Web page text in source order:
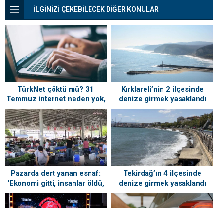
İLGİNİZİ ÇEKEBİLECEK DİĞER KONULAR
TürkNet çöktü mü? 31
Temmuz internet neden yok,
ne zaman gelecek?
Kırklareli’nin 2 ilçesinde
denize girmek yasaklandı
Pazarda dert yanan esnaf:
‘Ekonomi gitti, insanlar öldü,
kefenleyip gömecek adam
lazım’
Tekirdağ’ın 4 ilçesinde
denize girmek yasaklandı